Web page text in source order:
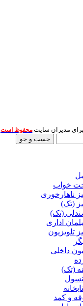
برای مدیران سایت محفوظ است
جست و جو
خواب
ناهارخوری
(تک)
(تک)
اداری
تلویزیون
داخلی
(تک)
و کمد